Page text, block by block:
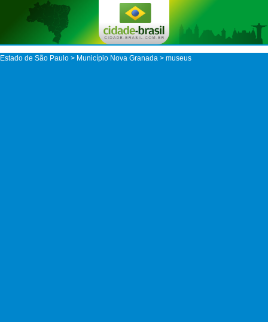
Estado de São Paulo > Município Nova Granada > museus